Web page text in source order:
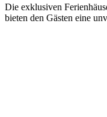
Die exklusiven
bieten den Gästen eine